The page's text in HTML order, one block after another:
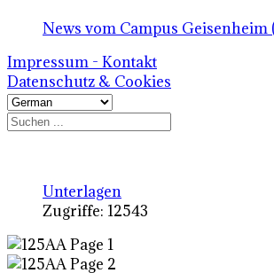
News vom Campus
Impressum - Kontakt
Datenschutz & Cookies
Unterlagen
Zugriffe: 12543